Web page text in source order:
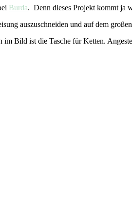
Burda. Denn dieses Projekt kommt ja
auszuschneiden und auf dem